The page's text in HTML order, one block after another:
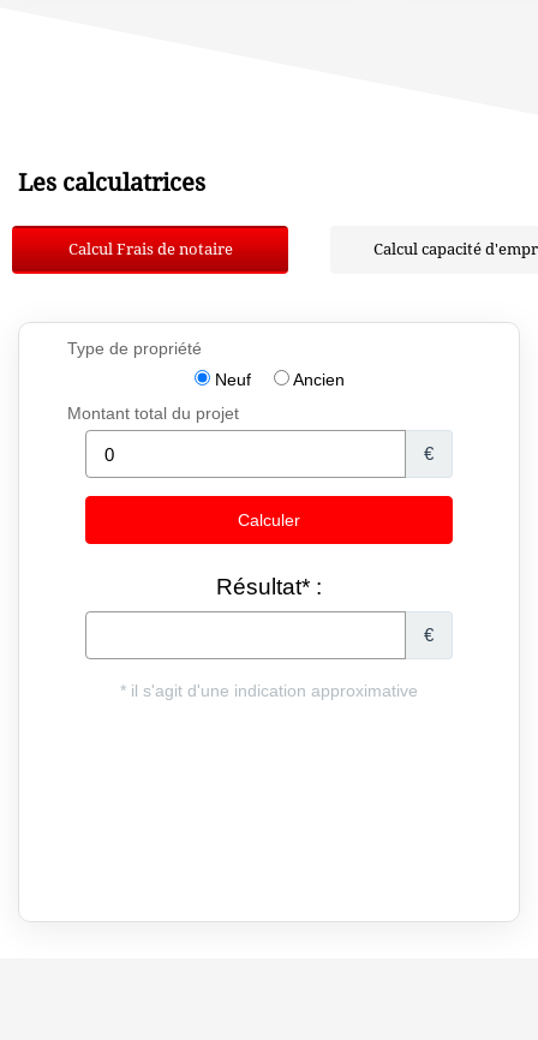
Les calculatrices
Calcul Frais de notaire Calcul capacité